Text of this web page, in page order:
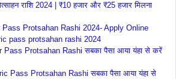
राशि 2024 | ₹10 हजार और ₹25 हजार मिलना
Pass Protsahan Rashi 2024- Apply Online
pass protsahan rashi 2024
Pass Protsahan Rashi सबका पैसा आया यंहा से करें
Pass Protsahan Rashi सबका पैसा आया यंहा से